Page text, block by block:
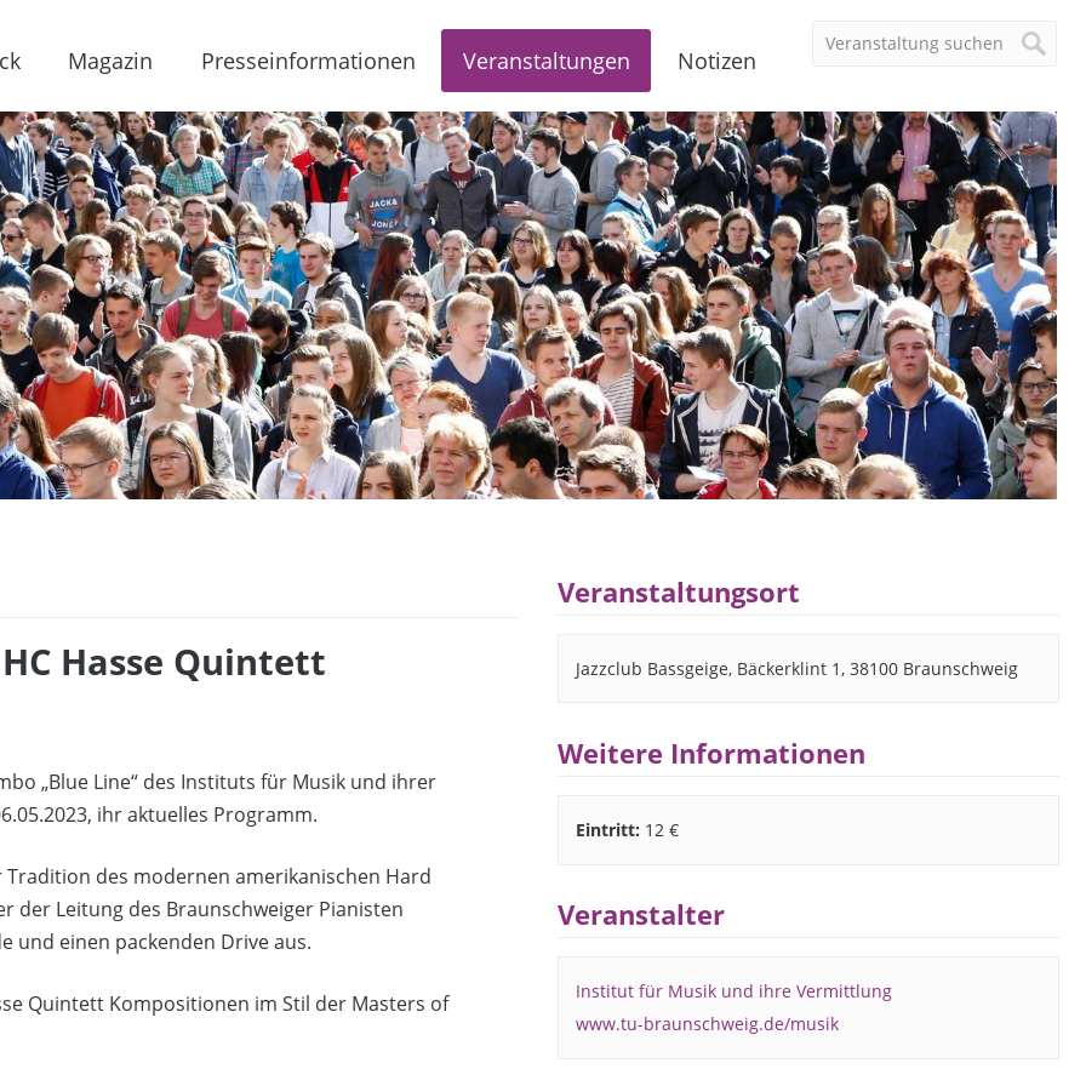
Magazin Presseinformationen Veranstaltungen Notizen
Hasse Quintett
„Blue Line“ des Instituts für Musik und ihrer
ihr aktuelles Programm.
des modernen amerikanischen Hard
der Leitung des Braunschweiger Pianisten
und einen packenden Drive aus.
Quintett Kompositionen im Stil der Masters of
Veranstaltungsort
Jazzclub Bassgeige, Bäckerklint 1, 38100 Braunschweig
Weitere Informationen
Eintritt: 12 €
Veranstalter
Institut für Musik und ihre Vermittlung
www.tu-braunschweig.de/musik